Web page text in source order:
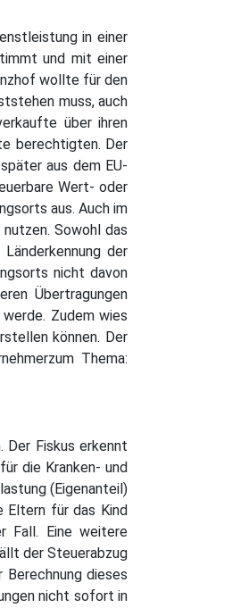
in einer
und mit einer
wollte für den
muss, auch
über ihren
berechtigten. Der
aus dem EU-
Wert- oder
aus. Auch im
Sowohl das
der
nicht davon
Übertragungen
Zudem wies
können. Der
Thema:
Der Fiskus erkennt
die Kranken- und
(Eigenanteil)
Eltern für das Kind
Fall. Eine weitere
der Steuerabzug
Berechnung dieses
nicht sofort in